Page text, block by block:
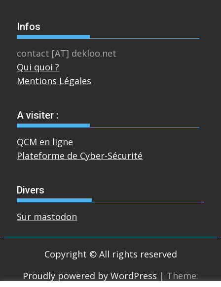
Infos
contact [AT] dekloo.net
Qui quoi ?
Mentions Légales
A visiter :
QCM en ligne
Plateforme de Cyber-Sécurité
Divers
Sur mastodon
Copyright © All rights reserved
Proudly powered by WordPress | Theme: